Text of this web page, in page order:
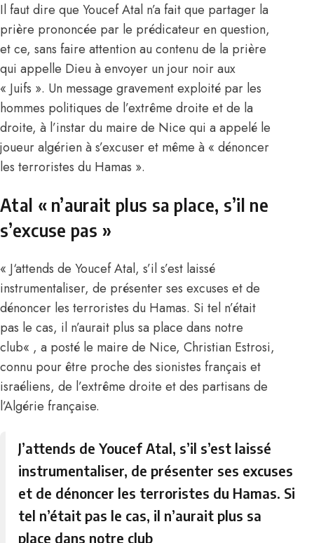
Il faut dire que Youcef Atal n’a fait que partager la
prière prononcée par le prédicateur en question,
et ce, sans faire attention au contenu de la prière
qui appelle Dieu à envoyer un jour noir aux
« Juifs ». Un message gravement exploité par les
hommes politiques de l’extrême droite et de la
droite, à l’instar du maire de Nice qui a appelé le
joueur algérien à s’excuser et même à « dénoncer
les terroristes du Hamas ».
Atal « n’aurait plus sa place, s’il ne
s’excuse pas »
« J‘attends de Youcef Atal, s’il s’est laissé
instrumentaliser, de présenter ses excuses et de
dénoncer les terroristes du Hamas. Si tel n’était
pas le cas, il n’aurait plus sa place dans notre
club« , a posté le maire de Nice, Christian Estrosi,
connu pour être proche des sionistes français et
israéliens, de l’extrême droite et des partisans de
l’Algérie française.
J’attends de Youcef Atal, s’il s’est laissé
instrumentaliser, de présenter ses excuses
et de dénoncer les terroristes du Hamas. Si
tel n’était pas le cas, il n’aurait plus sa
place dans notre club